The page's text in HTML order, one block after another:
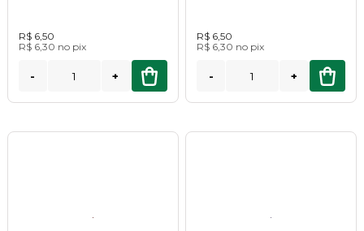
R$ 6,50
R$ 6,30 no pix
- +
R$ 6,50
R$ 6,30 no pix
- +